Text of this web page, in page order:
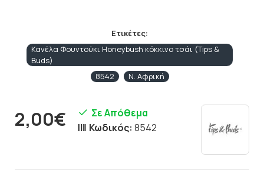
Ετικέτες:
Κανέλα Φουντούκι Honeybush κόκκινο τσάι (Tips &
Buds)
8542
Ν. Αφρική
2,00€
Σε Απόθεμα
Κωδικός: 8542